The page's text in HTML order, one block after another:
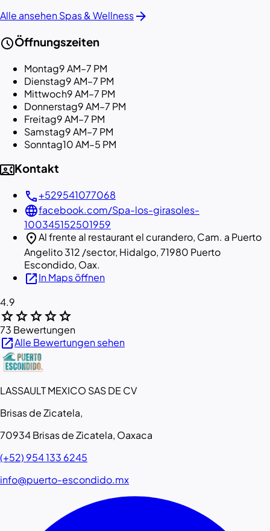
Alle ansehen Spas & Wellnessarrow_forward
scheduleÖffnungszeiten
Montag9 AM–7 PM
Dienstag9 AM–7 PM
Mittwoch9 AM–7 PM
Donnerstag9 AM–7 PM
Freitag9 AM–7 PM
Samstag9 AM–7 PM
Sonntag10 AM–5 PM
contact_phoneKontakt
call+529541077068
languagefacebook.com/Spa-los-girasoles-
100345152501959
location_onAl frente al restaurant el curandero, Cam. a Puerto
Angelito 312 /sector, Hidalgo, 71980 Puerto
Escondido, Oax.
open_in_newIn Maps öffnen
4.9
starstarstarstarstar
73 Bewertungen
open_in_newAlle Bewertungen sehen
LASSAULT MEXICO SAS DE CV
Brisas de Zicatela,
70934 Brisas de Zicatela, Oaxaca
(+52) 954 133 6245
info@puerto-escondido.mx